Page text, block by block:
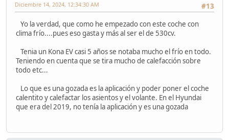
#13
Diciembre 14, 2024, 12:34:30 AM
Yo la verdad, que como he empezado con este coche con
clima frío....pues eso gasta y más al ser el de 530cv.
Tenia un Kona EV casi 5 años se notaba mucho el frío en todo.
Teniendo en cuenta que se tira mucho de calefacción sobre
todo etc...
Lo que es una gozada es la aplicación y poder poner el coche
calentito y calefactar los asientos y el volante. En el Hyundai
que era del 2019, no tenía la aplicación y es una gozada